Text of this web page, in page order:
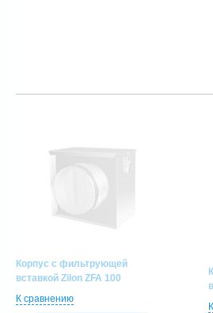
Корпус с фильтрующей
вставкой Zilon ZFA 100
К сравнению